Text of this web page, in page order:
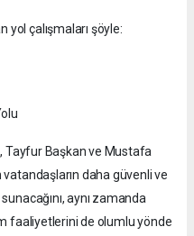
yol çalışmaları şöyle:
Tayfur Başkan ve Mustafa
vatandaşların daha güvenli ve
aynı zamanda
faaliyetlerini de olumlu yönde